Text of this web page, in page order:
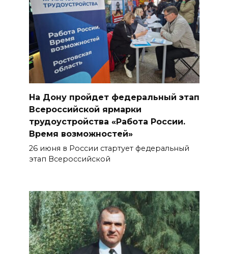
На Дону пройдет федеральный этап
Всероссийской ярмарки
трудоустройства «Работа России.
Время возможностей»
26 июня в России стартует федеральный
этап Всероссийской